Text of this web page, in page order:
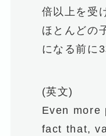
倍以上を受
ほとんどの
になる前に
(英文)
Even more
fact that,